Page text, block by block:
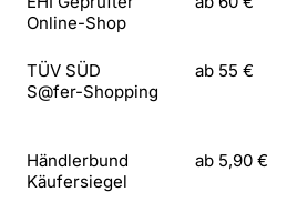
Online-Shop
TÜV SÜD
S@fer-Shopping
ab 55 €
Händlerbund
Käufersiegel
ab 5,90 €